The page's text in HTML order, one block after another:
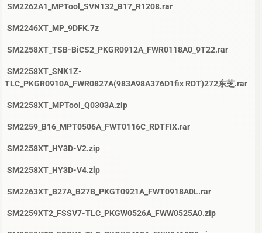
SM2262A1_MPTool_SVN132_B17_R1208.rar
SM2246XT_MP_9DFK.7z
SM2258XT_TSB-BiCS2_PKGR0912A_FWR0118A0_9T22.rar
SM2258XT_SNK1Z-
TLC_PKGR0910A_FWR0827A(983A98A376D1fix RDT)272东芝.rar
SM2258XT_MPTool_Q0303A.zip
SM2259_B16_MPT0506A_FWT0116C_RDTFIX.rar
SM2258XT_HY3D-V2.zip
SM2258XT_HY3D-V4.zip
SM2263XT_B27A_B27B_PKGT0921A_FWT0918A0L.rar
SM2259XT2_FSSV7-TLC_PKGW0526A_FWW0525A0.zip